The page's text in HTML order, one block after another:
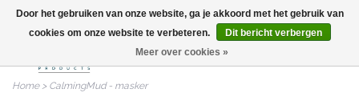
info@nailitproducts.com
Home> CalmingMud - masker
Door het gebruiken van onze website, ga je akkoord met het gebruik van
cookies om onze website te verbeteren.
Dit bericht verbergen
Meer over cookies »